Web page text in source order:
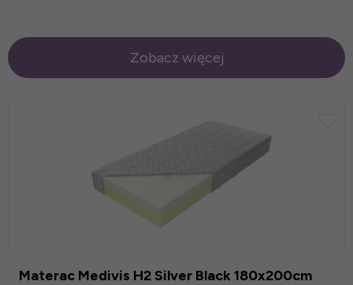
Zobacz więcej
Materac Medivis H2 Silver Black 180x200cm